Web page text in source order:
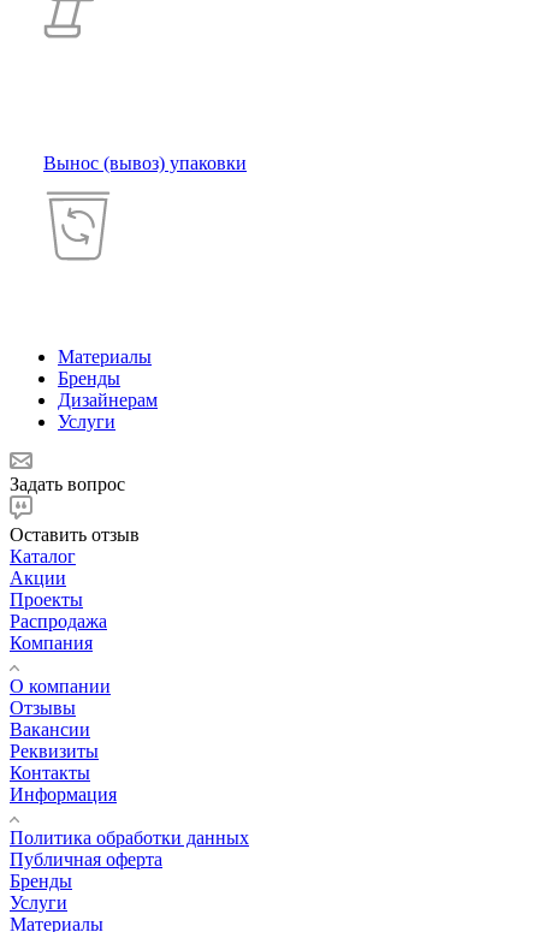
Вынос (вывоз) упаковки
Материалы
Бренды
Дизайнерам
Услуги
Задать вопрос
Оставить отзыв
Каталог
Акции
Проекты
Распродажа
Компания
О компании
Отзывы
Вакансии
Реквизиты
Контакты
Информация
Политика обработки данных
Публичная оферта
Бренды
Услуги
Материалы